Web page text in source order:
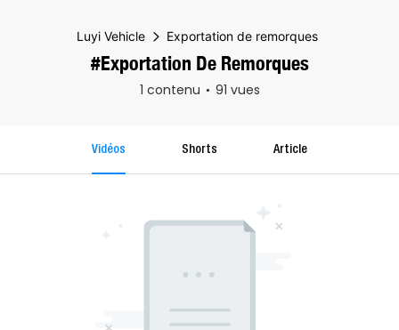
Luyi Vehicle Exportation de remorques
#Exportation De Remorques
1 contenu 91 vues
Vidéos Shorts Article